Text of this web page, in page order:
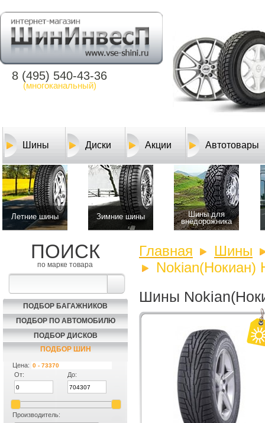
8 (495) 540-43-36
(многоканальный)
Шины Диски Акции Автотовары
Летние шины Зимние шины
Шины для
внедорожника
ПОИСК
по марке товара
ПОДБОР БАГАЖНИКОВ
ПОДБОР ПО АВТОМОБИЛЮ
ПОДБОР ДИСКОВ
ПОДБОР ШИН
Цена:
От:
До:
Производитель:
Главная
Шины
Nokian(Нокиан)
Шины